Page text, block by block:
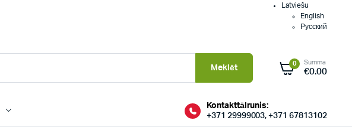
Latviešu
English
Русский
Meklēt 0 Summa
€0.00
Kontakttālrunis:
+371 29999003, +371 67813102